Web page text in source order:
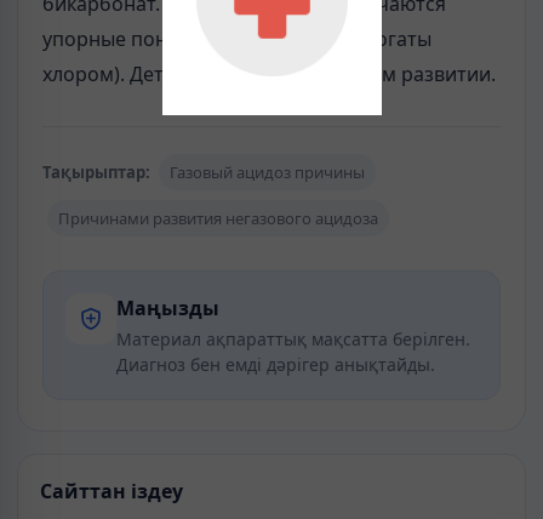
упорные поносы (каловые массы богаты
хлором). Дети отстают в физическом развитии.
Тақырыптар: Газовый ацидоз причины
Причинами развития негазового ацидоза
Маңызды
Материал ақпараттық мақсатта берілген.
Диагноз бен емді дәрігер анықтайды.
Сайттан іздеу